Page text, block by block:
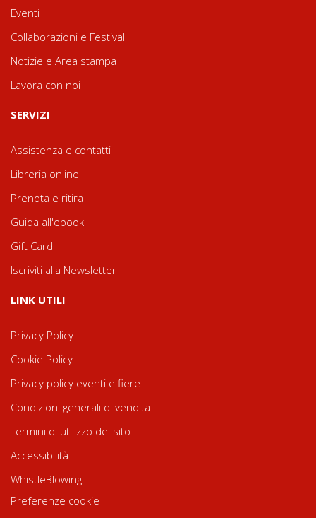
Eventi
Collaborazioni e Festival
Notizie e Area stampa
Lavora con noi
SERVIZI
Assistenza e contatti
Libreria online
Prenota e ritira
Guida all'ebook
Gift Card
Iscriviti alla Newsletter
LINK UTILI
Privacy Policy
Cookie Policy
Privacy policy eventi e fiere
Condizioni generali di vendita
Termini di utilizzo del sito
Accessibilità
WhistleBlowing
Preferenze cookie